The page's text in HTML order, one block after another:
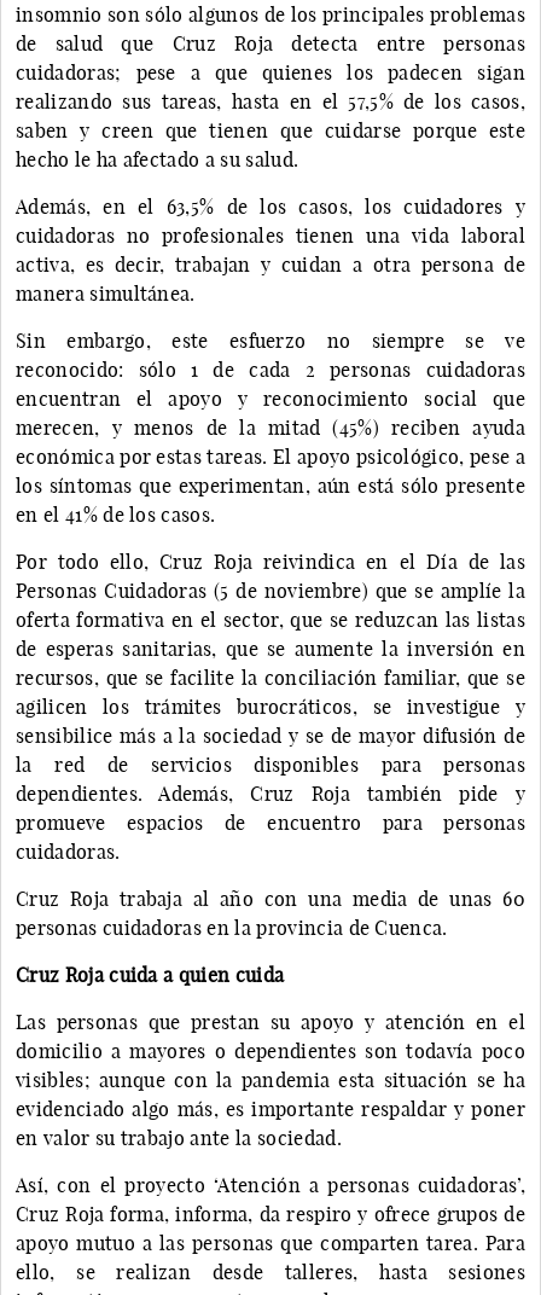
insomnio son sólo algunos de los principales problemas
de salud que Cruz Roja detecta entre personas
cuidadoras; pese a que quienes los padecen sigan
realizando sus tareas, hasta en el 57,5% de los casos,
saben y creen que tienen que cuidarse porque este
hecho le ha afectado a su salud.
Además, en el 63,5% de los casos, los cuidadores y
cuidadoras no profesionales tienen una vida laboral
activa, es decir, trabajan y cuidan a otra persona de
manera simultánea.
Sin embargo, este esfuerzo no siempre se ve
reconocido: sólo 1 de cada 2 personas cuidadoras
encuentran el apoyo y reconocimiento social que
merecen, y menos de la mitad (45%) reciben ayuda
económica por estas tareas. El apoyo psicológico, pese a
los síntomas que experimentan, aún está sólo presente
en el 41% de los casos.
Por todo ello, Cruz Roja reivindica en el Día de las
Personas Cuidadoras (5 de noviembre) que se amplíe la
oferta formativa en el sector, que se reduzcan las listas
de esperas sanitarias, que se aumente la inversión en
recursos, que se facilite la conciliación familiar, que se
agilicen los trámites burocráticos, se investigue y
sensibilice más a la sociedad y se de mayor difusión de
la red de servicios disponibles para personas
dependientes. Además, Cruz Roja también pide y
promueve espacios de encuentro para personas
cuidadoras.
Cruz Roja trabaja al año con una media de unas 60
personas cuidadoras en la provincia de Cuenca.
Cruz Roja cuida a quien cuida
Las personas que prestan su apoyo y atención en el
domicilio a mayores o dependientes son todavía poco
visibles; aunque con la pandemia esta situación se ha
evidenciado algo más, es importante respaldar y poner
en valor su trabajo ante la sociedad.
Así, con el proyecto ‘Atención a personas cuidadoras’,
Cruz Roja forma, informa, da respiro y ofrece grupos de
apoyo mutuo a las personas que comparten tarea. Para
ello, se realizan desde talleres, hasta sesiones